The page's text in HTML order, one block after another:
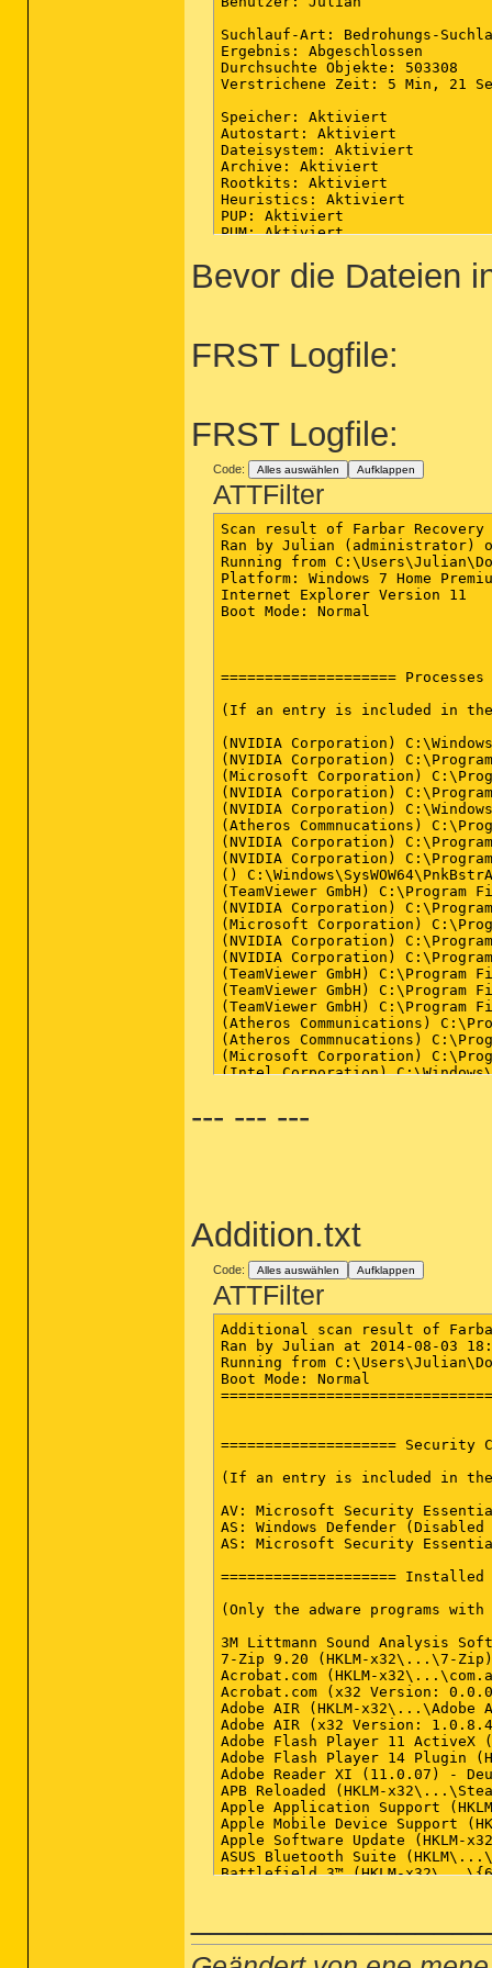
Bevor die Dateien
FRST Logfile:
FRST Logfile:
Code: Alles auswählen Aufklappen
ATTFilter
Scan result of Farbar
Ran by Julian (administrator) on
Running from
Platform: Windows 7 Home
Internet Explorer Version 11
Boot Mode: Normal
====================
(If an entry is included in
(NVIDIA Corporation)
(NVIDIA Corporation)
(Microsoft Corporation)
(NVIDIA Corporation)
(NVIDIA Corporation)
(Atheros Commnucations)
(NVIDIA Corporation)
(NVIDIA Corporation)
()
(TeamViewer GmbH) C:\Program
(NVIDIA Corporation)
(Microsoft Corporation)
(NVIDIA Corporation)
(NVIDIA Corporation)
(TeamViewer GmbH) C:\Program
(TeamViewer GmbH)
(TeamViewer GmbH)
(Atheros Communications)
(Atheros Commnucations)
(Microsoft Corporation)
(Intel Corporation)
() C:\Program Files
() C:\Program Files
(NVIDIA Corporation)
(Intel Corporation) C:\Program
(Intel Corporation) C:\Program
(Mozilla Corporation)
(Malwarebytes Corporation)
--- --- ---
Addition.txt
Code: Alles auswählen Aufklappen
ATTFilter
Additional scan result of
Ran by Julian at 2014-08-03
Running from
Boot Mode: Normal
==================== Security
(If an entry is included in
AV: Microsoft Security
AS: Windows Defender (Disabled
AS: Microsoft Security
==================== Installed
(Only the adware programs
3M Littmann Sound Analysis
7-Zip 9.20 (HKLM-x32\...\7-
Acrobat.com (HKLM-
Acrobat.com (x32 Version:
Adobe AIR (HKLM-
Adobe AIR (x32 Version:
Adobe Flash Player 11 ActiveX
Adobe Flash Player 14 Plugin
Adobe Reader XI (11.0.07) -
APB Reloaded (HKLM-
Apple Application Support
Apple Mobile Device Support
Apple Software Update (HKLM-
ASUS Bluetooth Suite
Battlefield 3™ (HKLM-
Counter-Strike (HKLM-
Counter-Strike: Global